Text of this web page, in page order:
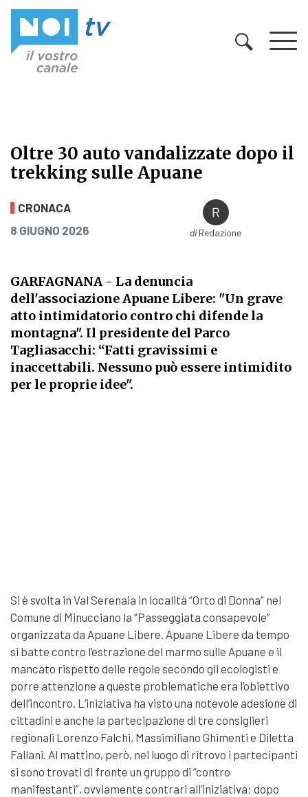
Oltre 30 auto vandalizzate dopo il
trekking sulle Apuane
Oltre 30 auto vandalizzate dopo il
CRONACA
PUBBLICATO IL
8 GIUGNO 2026 diRedazione
GARFAGNANA - La denuncia
dell'associazione Apuane Libere: "Un grave
atto intimidatorio contro chi difende la
montagna". Il presidente del Parco
Tagliasacchi: “Fatti gravissimi e
inaccettabili. Nessuno può essere intimidito
per le proprie idee".
Si è svolta in Val Serenaia in località “Orto di Donna” nel
Comune di Minucciano la “Passeggiata consapevole”
organizzata da Apuane Libere. Apuane Libere da tempo
si batte contro l’estrazione del marmo sulle Apuane e il
mancato rispetto delle regole secondo gli ecologisti e
porre attenzione a queste problematiche era l’obiettivo
dell’incontro. L’iniziativa ha visto una notevole adesione di
cittadini e anche la partecipazione di tre consiglieri
regionali Lorenzo Falchi, Massimiliano Ghimenti e Diletta
Fallani. Al mattino, però, nel luogo di ritrovo i partecipanti
si sono trovati di fronte un gruppo di “contro
manifestanti”, ovviamente contrari all’iniziativa; dopo